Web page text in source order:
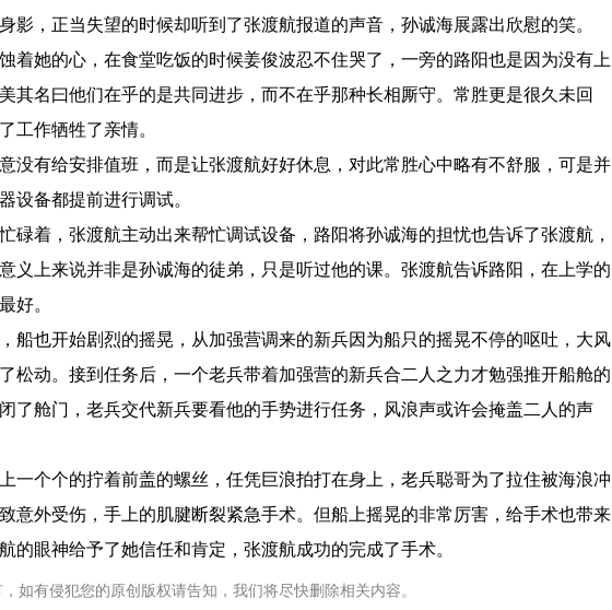
影，正当失望的时候却听到了张渡航报道的声音，孙诚海展露出欣慰的笑。
她的心，在食堂吃饭的时候姜俊波忍不住哭了，一旁的路阳也是因为没有上
其名曰他们在乎的是共同进步，而不在乎那种长相厮守。常胜更是很久未回
工作牺牲了亲情。
有给安排值班，而是让张渡航好好休息，对此常胜心中略有不舒服，可是并
设备都提前进行调试。
着，张渡航主动出来帮忙调试设备，路阳将孙诚海的担忧也告诉了张渡航，
义上来说并非是孙诚海的徒弟，只是听过他的课。张渡航告诉路阳，在上学的
好。
也开始剧烈的摇晃，从加强营调来的新兵因为船只的摇晃不停的呕吐，大风
松动。接到任务后，一个老兵带着加强营的新兵合二人之力才勉强推开船舱的
了舱门，老兵交代新兵要看他的手势进行任务，风浪声或许会掩盖二人的声
个个的拧着前盖的螺丝，任凭巨浪拍打在身上，老兵聪哥为了拉住被海浪冲
意外受伤，手上的肌腱断裂紧急手术。但船上摇晃的非常厉害，给手术也带来
的眼神给予了她信任和肯定，张渡航成功的完成了手术。
如有侵犯您的原创版权请告知，我们将尽快删除相关内容。